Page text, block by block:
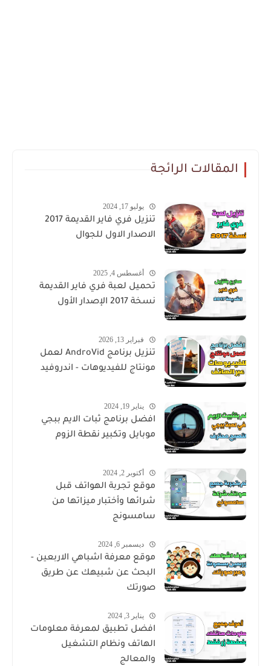
المقالات الرائجة
يوليو 17, 2024
تنزيل فري فاير القديمة 2017
الاصدار الاول للجوال
أغسطس 4, 2025
تحميل لعبة فري فاير القديمة
نسخة 2017 الإصدار الأول
فبراير 13, 2026
تنزيل برنامج AndroVid لعمل
مونتاج للفيديوهات - اندروفيد
يناير 19, 2024
افضل برنامج ثبات الايم ببجي
موبايل وتكبير نقطة الزوم
أكتوبر 2, 2024
موقع تجربة الهواتف قبل
شرائها وأختبار ميزاتها من
سامسونج
ديسمبر 6, 2024
موقع معرفة اشباهي الاربعين -
البحث عن شبيهك عن طريق
صورتك
يناير 3, 2024
افضل تطبيق لمعرفة معلومات
الهاتف ونظام التشغيل
والمعالج